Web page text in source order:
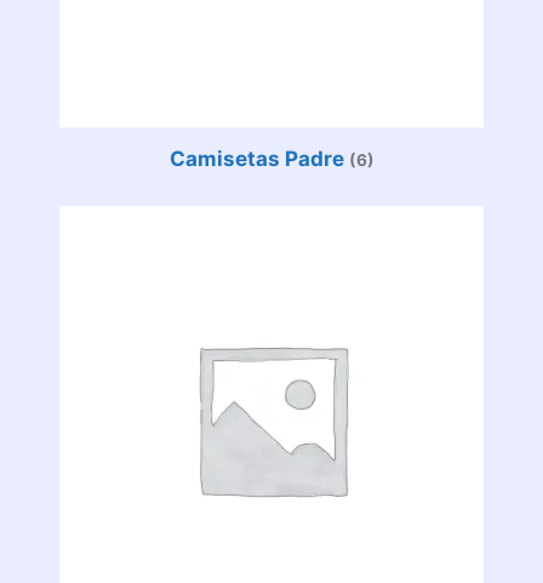
Camisetas Padre (6)